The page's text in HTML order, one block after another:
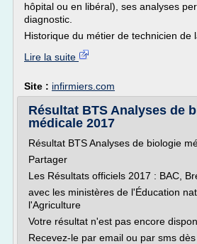
hôpital ou en libéral), ses analyses
diagnostic.
Historique du métier de technicien de
Lire la suite
Site : infirmiers.com
Résultat BTS Analyses de
médicale 2017
Résultat BTS Analyses de biologie
Partager
Les Résultats officiels 2017 : BAC,
avec les ministères de l'Éducation
l'Agriculture
Votre résultat n'est pas encore
Recevez-le par email ou par sms